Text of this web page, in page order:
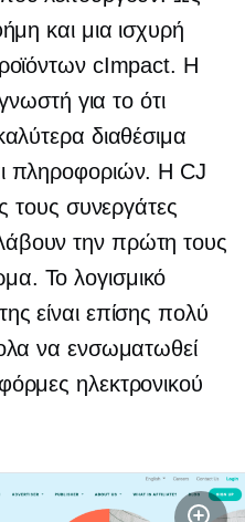
και μια ισχυρή
cImpact. Η
για το ότι
διαθέσιμα
πληροφοριών. Η CJ
τους συνεργάτες
την πρώτη τους
Το λογισμικό
είναι επίσης πολύ
να ενσωματωθεί
ηλεκτρονικού